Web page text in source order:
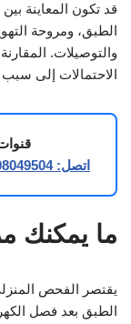
قد تكون المعاينة
الطبق، ومروحة
والتوصيلات.
الاحتمالات إلى
اتصل: 01008049504
ما يمكنك
يقتصر الفحص
الطبق بعد فصل